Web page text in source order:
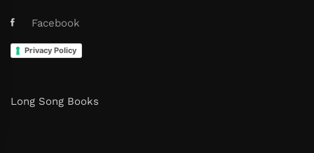
Facebook
Privacy Policy
Long Song Books